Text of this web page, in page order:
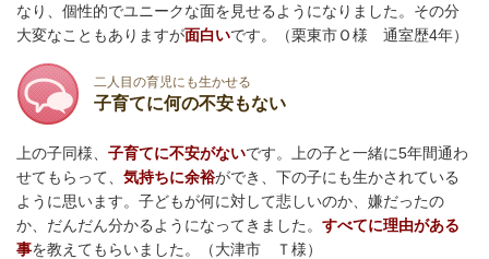
なり、個性的でユニークな面を見せるようになりました。その分
大変なこともありますが面白いです。 （栗東市Ｏ様 通室歴4年）
二人目の育児にも生かせる
子育てに何の不安もない
上の子同様、 子育てに不安がないです。上の子と一緒に5年間通わ
せてもらって、 気持ちに余裕ができ、下の子にも生かされている
ように思います。子どもが何に対して悲しいのか、嫌だったの
か、だんだん分かるようになってきました。 すべてに理由がある
事を教えてもらいました。（大津市 Ｔ様）